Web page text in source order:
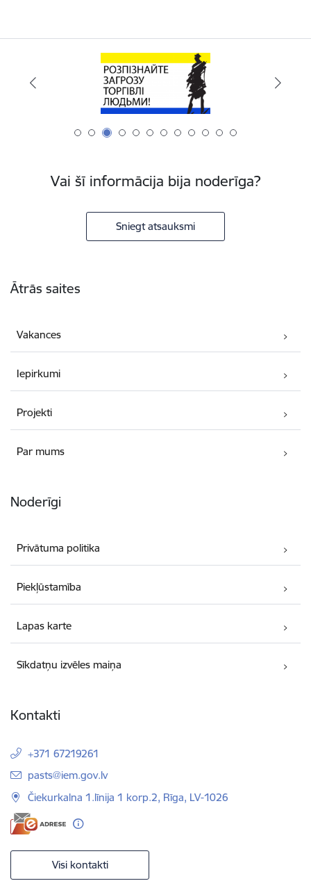
Vai šī informācija bija noderīga?
Sniegt atsauksmi
Ātrās saites
Vakances
Iepirkumi
Projekti
Par mums
Noderīgi
Privātuma politika
Piekļūstamība
Lapas karte
Sīkdatņu izvēles maiņa
Kontakti
+371 67219261
E-pasts:
pasts@iem.gov.lv
Čiekurkalna 1.līnija 1 korp.2, Rīga, LV-1026
Visi kontakti